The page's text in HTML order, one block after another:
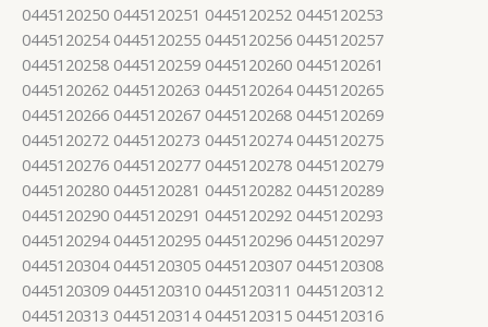
0445120250 0445120251 0445120252 0445120253
0445120254 0445120255 0445120256 0445120257
0445120258 0445120259 0445120260 0445120261
0445120262 0445120263 0445120264 0445120265
0445120266 0445120267 0445120268 0445120269
0445120272 0445120273 0445120274 0445120275
0445120276 0445120277 0445120278 0445120279
0445120280 0445120281 0445120282 0445120289
0445120290 0445120291 0445120292 0445120293
0445120294 0445120295 0445120296 0445120297
0445120304 0445120305 0445120307 0445120308
0445120309 0445120310 0445120311 0445120312
0445120313 0445120314 0445120315 0445120316